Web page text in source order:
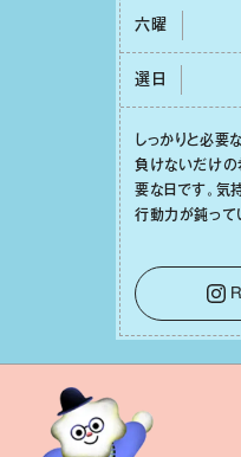
六曜
選日
しっかりと必要
負けないだけの
要な⽇です。気
⾏動⼒が鈍って
を踏み出すのに
意味での「癒し
もあり、特に⼈
つです。